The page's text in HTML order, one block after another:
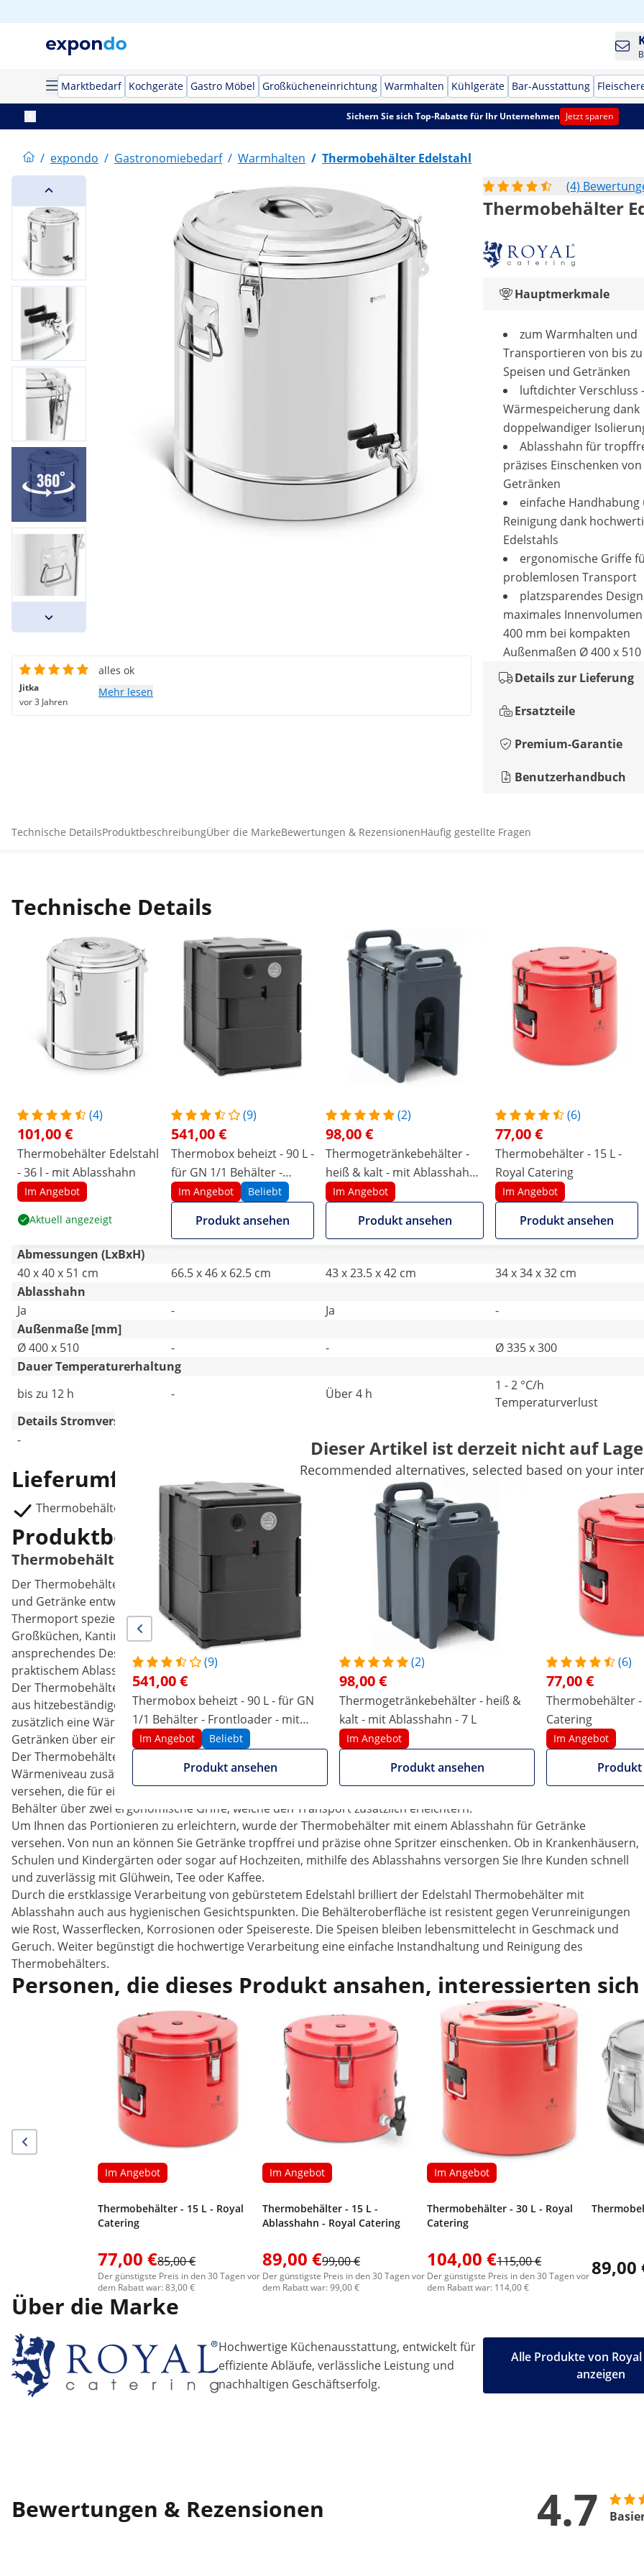
Marktbedarf Kochgeräte Gastro Möbel Großkücheneinrichtung Warmhalten Kühlgeräte Bar-Ausstattung
Sichern Sie sich Top-Rabatte für Ihr Unternehmen Jetzt sparen
/ expondo / Gastronomiebedarf / Warmhalten / Thermobehälter Edelstahl
(4)
Thermobehälter
Hauptmerkmale
zum Warmhalten und
Transportieren von bis
Speisen und Getränken
luftdichter Verschluss
Wärmespeicherung dank
doppelwandiger
Ablasshahn für
präzises Einschenken von
Getränken
einfache Handhabung
Reinigung dank
Edelstahls
ergonomische Griffe
problemlosen Transport
platzsparendes
maximales
400 mm bei kompakten
Außenmaßen Ø 400 x
Details zur Lieferung
Ersatzteile
Premium-Garantie
Benutzerhandbuch
Jitka
vor 3 Jahren
alles ok
Mehr lesen
Technische DetailsProduktbeschreibungÜber die MarkeBewertungen & RezensionenHäufig gestellte Fragen
Technische Details
(4)
101,00 €
Thermobehälter Edelstahl
- 36 l - mit Ablasshahn
Im Angebot
Aktuell angezeigt
(9)
541,00 €
Thermobox beheizt - 90 L -
für GN 1/1 Behälter -
Frontloader - mit
Temperaturanzeige
Im Angebot Beliebt
Produkt ansehen
(2)
98,00 €
Thermogetränkebehälter -
heiß & kalt - mit Ablasshahn -
7 L
Im Angebot
Produkt ansehen
(6)
77,00 €
Thermobehälter - 15 L -
Royal Catering
Im Angebot
Produkt ansehen
Abmessungen (LxBxH)
40 x 40 x 51 cm
66.5 x 46 x 62.5 cm 43 x 23.5 x 42 cm
34 x 34 x 32 cm
Ablasshahn
Ja
- Ja
-
Außenmaße [mm]
Ø 400 x 510
- -
Ø 335 x 300
Dauer Temperaturerhaltung
bis zu 12 h
- Über 4 h
1 - 2 °C/h
Temperaturverlust
Details Stromversorgung
-
-
Weitere Merkmale vergleichen
Lieferumfang
Thermobehälter Edelstahl RCTP-40ET
Dieser Artikel ist derzeit nicht auf
Recommended alternatives, selected based on your
(9)
541,00 €
Thermobox beheizt - 90 L - für GN
1/1 Behälter - Frontloader - mit
Temperaturanzeige
Im Angebot Beliebt
Produkt ansehen
(2)
98,00 €
Thermogetränkebehälter - heiß &
kalt - mit Ablasshahn - 7 L
Im Angebot
Produkt ansehen
(6)
77,00 €
Thermobehälter -
Catering
Im Angebot
Produkt
Produktbeschreibung
Thermobehälter Edelstahl - 36 l - mit Ablasshahn
Der Thermobehälter Edelstahl wurde für einen sicheren und unkomplizierten Transport heißer wie kalter Speisen
und Getränke entworfen. Royal Catering – Ihr Online-Fachhändler für den Gastronomiebedarf – hat den Edelstahl
Thermoport speziell für gehobene Gastronomiebetriebe, wie etwa Restaurants und Hotels, als auch für
Großküchen, Kantinen, oder Catering Lieferservices konzipiert. Wenn Sie Funktionalität, Haltbarkeit und ein
ansprechendes Design bei Küchenausrüstung wertschätzen, ist dieser 36 l fassende, doppelwandig isolierte mit
praktischem Ablasshahn versehene Thermobehälter zum Warmhalten ein unverzichtbarer Helfer.
Der Thermobehälter mit Ablasshahn kommt mit einem Fassungsvermögen von 36 l. Der Behälter samt Boden ist
aus hitzebeständigem, doppelwandigem Edelstahl gefertigt. Zwischen den beiden Edelstahlwänden befindet sich
zusätzlich eine Wärmedämmschicht. Durch die doppelwandige Isolierung bleibt die Temperatur von Speisen und
Getränken über einen Zeitraum von bis zu zwölf Stunden lang erhalten.
Der Thermobehälter für Essen Gastro ist mit einem abnehmbaren Edelstahldeckel ausgestattet, wodurch das
Wärmeniveau zusätzlich gesichert wird. Der Deckel ist mit zwei einfach zu bedienenden Spannverschlüssen
versehen, die für einen festen Sitz sorgen und so eine saubere Beförderung garantieren. Zudem verfügt der
Behälter über zwei ergonomische Griffe, welche den Transport zusätzlich erleichtern.
Um Ihnen das Portionieren zu erleichtern, wurde der Thermobehälter mit einem Ablasshahn für Getränke
versehen. Von nun an können Sie Getränke tropffrei und präzise ohne Spritzer einschenken. Ob in Krankenhäusern,
Schulen und Kindergärten oder sogar auf Hochzeiten, mithilfe des Ablasshahns versorgen Sie Ihre Kunden schnell
und zuverlässig mit Glühwein, Tee oder Kaffee.
Durch die erstklassige Verarbeitung von gebürstetem Edelstahl brilliert der Edelstahl Thermobehälter mit
Ablasshahn auch aus hygienischen Gesichtspunkten. Die Behälteroberfläche ist resistent gegen Verunreinigungen
wie Rost, Wasserflecken, Korrosionen oder Speisereste. Die Speisen bleiben lebensmittelecht in Geschmack und
Geruch. Weiter begünstigt die hochwertige Verarbeitung eine einfache Instandhaltung und Reinigung des
Thermobehälters.
Personen, die dieses Produkt ansahen, interessierten
Im Angebot
Thermobehälter - 15 L - Royal
Catering
77,00 €85,00 €
Der günstigste Preis in den 30 Tagen vor
dem Rabatt war: 83,00 €
Im Angebot
Thermobehälter - 15 L -
Ablasshahn - Royal Catering
89,00 €99,00 €
Der günstigste Preis in den 30 Tagen vor
dem Rabatt war: 99,00 €
Im Angebot
Thermobehälter - 30 L - Royal
Catering
104,00 €115,00 €
Der günstigste Preis in den 30 Tagen vor
dem Rabatt war: 114,00 €
89,00
Über die Marke
Hochwertige Küchenausstattung, entwickelt für
effiziente Abläufe, verlässliche Leistung und
nachhaltigen Geschäftserfolg.
Alle Produkte von
anzeigen
Bewertungen & Rezensionen 4.7